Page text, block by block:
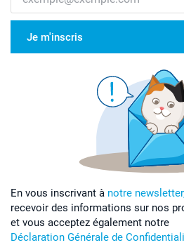
Je m'inscris
En vous inscrivant à notre
recevoir des informations sur nos
et vous acceptez également notre
Déclaration Générale de